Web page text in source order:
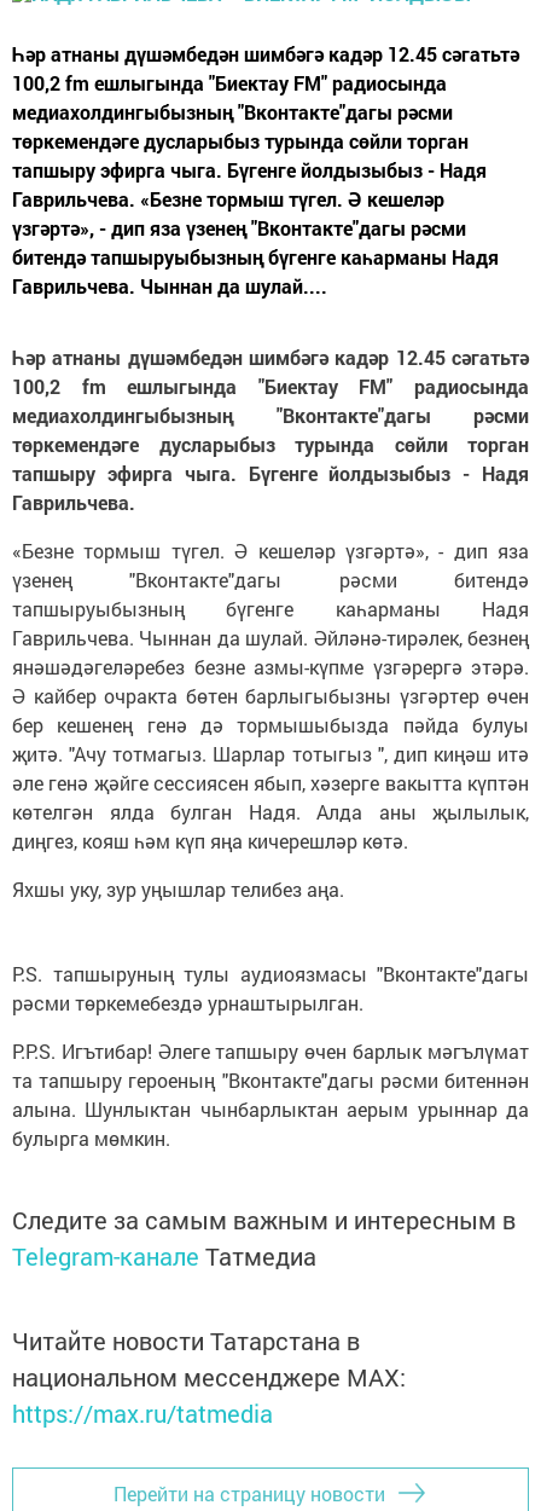
Һәр атнаны дүшәмбедән шимбәгә кадәр 12.45 сәгатьтә
100,2 fm ешлыгында "Биектау FM" радиосында
медиахолдингыбызның "Вконтакте"дагы рәсми
төркемендәге дусларыбыз турында сөйли торган
тапшыру эфирга чыга. Бүгенге йолдызыбыз - Надя
Гаврильчева. «Безне тормыш түгел. Ә кешеләр
үзгәртә», - дип яза үзенең "Вконтакте"дагы рәсми
битендә тапшыруыбызның бүгенге каһарманы Надя
Гаврильчева. Чыннан да шулай....
Һәр атнаны дүшәмбедән шимбәгә кадәр 12.45 сәгатьтә
100,2 fm ешлыгында "Биектау FM" радиосында
медиахолдингыбызның "Вконтакте"дагы рәсми
төркемендәге дусларыбыз турында сөйли торган
тапшыру эфирга чыга. Бүгенге йолдызыбыз - Надя
Гаврильчева.
«Безне тормыш түгел. Ә кешеләр үзгәртә», - дип яза
үзенең "Вконтакте"дагы рәсми битендә
тапшыруыбызның бүгенге каһарманы Надя
Гаврильчева. Чыннан да шулай. Әйләнә-тирәлек, безнең
янәшәдәгеләребез безне азмы-күпме үзгәрергә этәрә.
Ә кайбер очракта бөтен барлыгыбызны үзгәртер өчен
бер кешенең генә дә тормышыбызда пәйда булуы
җитә. "Ачу тотмагыз. Шарлар тотыгыз ", дип киңәш итә
әле генә җәйге сессиясен ябып, хәзерге вакытта күптән
көтелгән ялда булган Надя. Алда аны җылылык,
диңгез, кояш һәм күп яңа кичерешләр көтә.
Яхшы уку, зур уңышлар телибез аңа.
P.S. тапшыруның тулы аудиоязмасы "Вконтакте"дагы
рәсми төркемебездә урнаштырылган.
P.P.S. Игътибар! Әлеге тапшыру өчен барлык мәгълүмат
та тапшыру героеның "Вконтакте"дагы рәсми битеннән
алына. Шунлыктан чынбарлыктан аерым урыннар да
булырга мөмкин.
Следите за самым важным и интересным в
Telegram-канале Татмедиа
Читайте новости Татарстана в
национальном мессенджере MАХ:
https://max.ru/tatmedia
Перейти на страницу новости